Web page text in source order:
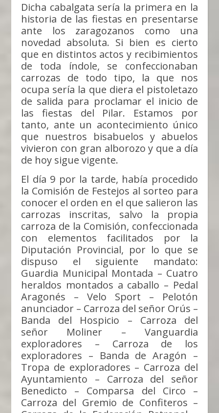
Dicha cabalgata sería la primera en la
historia de las fiestas en presentarse
ante los zaragozanos como una
novedad absoluta. Si bien es cierto
que en distintos actos y recibimientos
de toda índole, se confeccionaban
carrozas de todo tipo, la que nos
ocupa sería la que diera el pistoletazo
de salida para proclamar el inicio de
las fiestas del Pilar. Estamos por
tanto, ante un acontecimiento único
que nuestros bisabuelos y abuelos
vivieron con gran alborozo y que a día
de hoy sigue vigente.
El día 9 por la tarde, había procedido
la Comisión de Festejos al sorteo para
conocer el orden en el que salieron las
carrozas inscritas, salvo la propia
carroza de la Comisión, confeccionada
con elementos facilitados por la
Diputación Provincial, por lo que se
dispuso el siguiente mandato:
Guardia Municipal Montada – Cuatro
heraldos montados a caballo – Pedal
Aragonés – Velo Sport – Pelotón
anunciador – Carroza del señor Orús –
Banda del Hospicio – Carroza del
señor Moliner – Vanguardia
exploradores – Carroza de los
exploradores – Banda de Aragón –
Tropa de exploradores – Carroza del
Ayuntamiento – Carroza del señor
Benedicto – Comparsa del Circo –
Carroza del Gremio de Confiteros –